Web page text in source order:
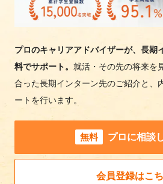
プロのキャリアアドバイザーが、長期
料でサポート。 就活・その先の将来を
合った長期インターン先のご紹介と、
ートを行います。
無料 プロに相談
会員登録はこ